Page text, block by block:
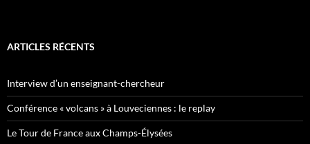
ARTICLES RÉCENTS
Interview d’un enseignant-chercheur
Conférence « volcans » à Louveciennes : le replay
Le Tour de France aux Champs-Élysées